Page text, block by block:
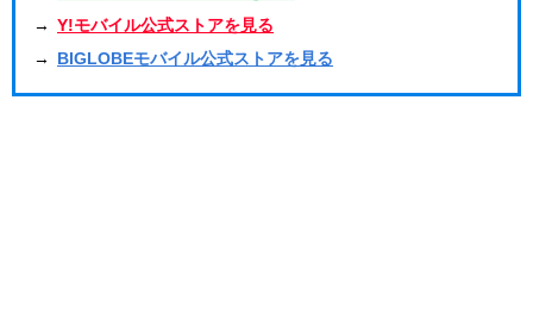
→ Y!モバイル公式ストアを見る
→
BIGLOBEモバイル公式ストアを見る